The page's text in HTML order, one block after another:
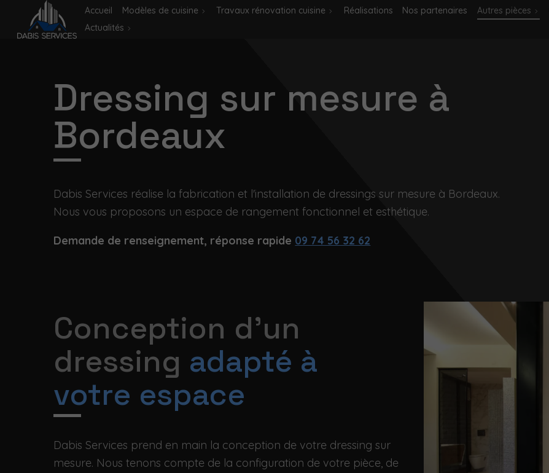
Accueil Modèles de cuisine Travaux rénovation cuisine Réalisations Nos partenaires Autres pièces
Actualités
Dressing sur mesure à
Bordeaux
Dabis Services réalise la fabrication et l'installation de dressings sur mesure à Bordeaux.
Nous vous proposons un espace de rangement fonctionnel et esthétique.
Demande de renseignement, réponse rapide 09 74 56 32 62
Conception d'un
dressing adapté à
votre espace
Dabis Services prend en main la conception de votre dressing sur
mesure. Nous tenons compte de la configuration de votre pièce, de